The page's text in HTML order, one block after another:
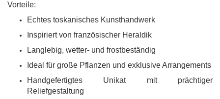
Vorteile:
Echtes toskanisches Kunsthandwerk
Inspiriert von französischer Heraldik
Langlebig, wetter- und frostbeständig
Ideal für große Pflanzen und exklusive Arrangements
Handgefertigtes Unikat mit prächtiger
Reliefgestaltung